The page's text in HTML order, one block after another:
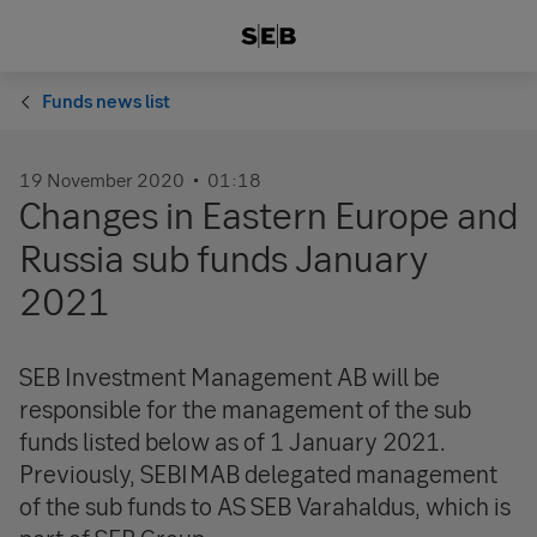
Funds news list
19 November 2020 01:18
Changes in Eastern Europe and
Russia sub funds January
2021
SEB Investment Management AB will be
responsible for the management of the sub
funds listed below as of 1 January 2021.
Previously, SEBIMAB delegated management
of the sub funds to AS SEB Varahaldus, which is